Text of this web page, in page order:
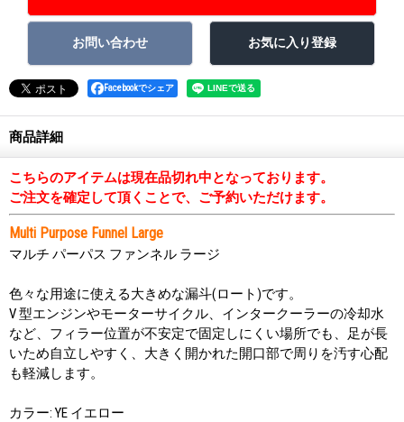
Facebookでシェア
商品詳細
こちらのアイテムは現在品切れ中となっております。
ご注文を確定して頂くことで、ご予約いただけます。
Multi Purpose Funnel Large
マルチ パーパス ファンネル ラージ
色々な用途に使える大きめな漏斗(ロート)です。
V 型エンジンやモーターサイクル、インタークーラーの冷却水
など、フィラー位置が不安定で固定しにくい場所でも、足が長
いため自立しやすく、大きく開かれた開口部で周りを汚す心配
も軽減します。
カラー: YE イエロー